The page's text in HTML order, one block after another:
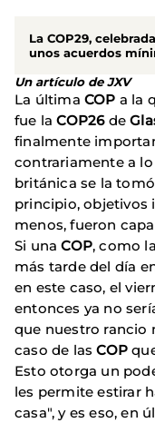
La COP29,
unos acuerdos
Un artículo de JXV
La última COP a la
fue laCOP26 de
finalmente
contrariamente a
británica se la
principio, objetivos
menos, fueron
Si unaCOP, como
más tarde del día
en este caso, el
entonces ya no
que nuestro rancio
caso de lasCOP
Esto otorga un
les permite estirar
casa", y es eso, en